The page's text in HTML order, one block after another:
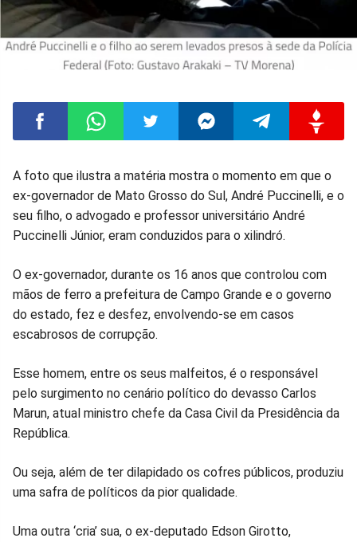
Compartilhar
no
Compartilhar
no
Compartilhar
no
Compartilhar
no
Compartilhar
no
A foto que ilustra a matéria mostra o momento em que o
ex-governador de Mato Grosso do Sul, André Puccinelli, e o
seu filho, o advogado e professor universitário André
Puccinelli Júnior, eram conduzidos para o xilindró.
O ex-governador, durante os 16 anos que controlou com
mãos de ferro a prefeitura de Campo Grande e o governo
do estado, fez e desfez, envolvendo-se em casos
escabrosos de corrupção.
Esse homem, entre os seus malfeitos, é o responsável
pelo surgimento no cenário político do devasso Carlos
Marun, atual ministro chefe da Casa Civil da Presidência da
República.
Ou seja, além de ter dilapidado os cofres públicos, produziu
uma safra de políticos da pior qualidade.
Uma outra ‘cria’ sua, o ex-deputado Edson Girotto,